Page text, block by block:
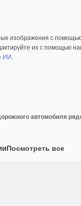
изображения с
их с помощью
ИИ.
автомобиля
Посмотреть все